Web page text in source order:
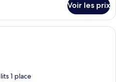
Voir les prix
Une chambre d’hôtel avec un lit,
1 place